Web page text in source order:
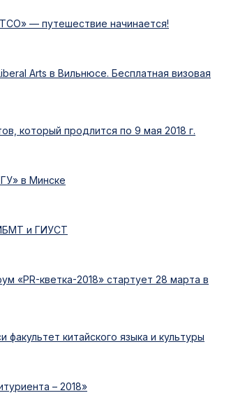
— путешествие начинается!
Arts в Вильнюсе. Бесплатная визовая
который продлится по 9 мая 2018 г.
в Минске
и ГИУСТ
«PR-кветка-2018» стартует 28 марта в
китайского языка и культуры
– 2018»